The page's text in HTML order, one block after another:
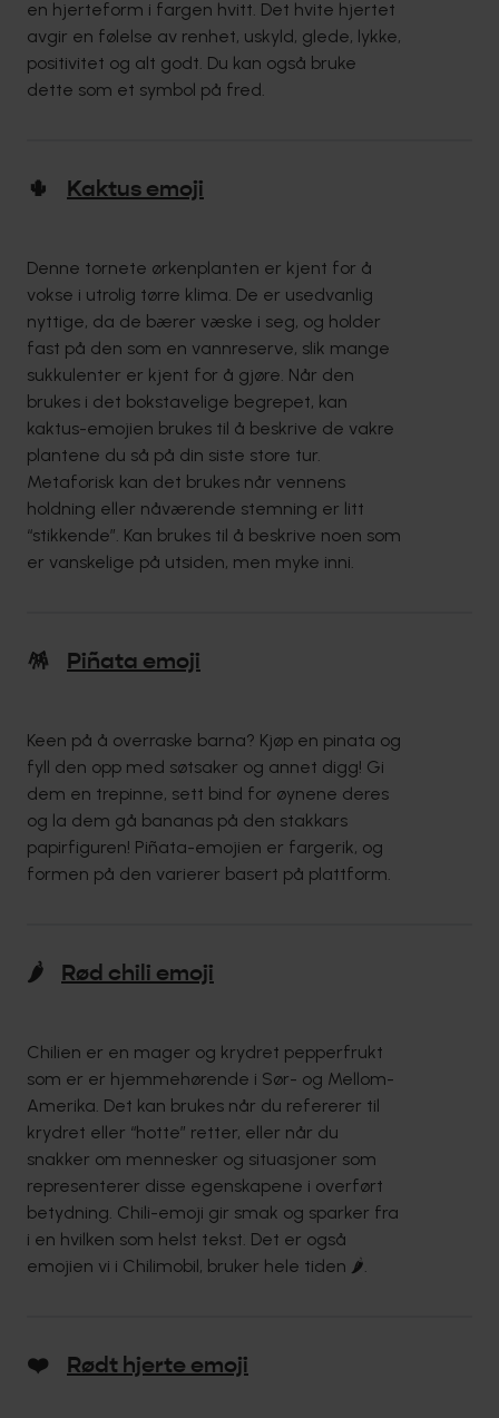
en hjerteform i fargen hvitt. Det hvite hjertet
avgir en følelse av renhet, uskyld, glede, lykke,
positivitet og alt godt. Du kan også bruke
dette som et symbol på fred.
🌵 Kaktus emoji
Denne tornete ørkenplanten er kjent for å
vokse i utrolig tørre klima. De er usedvanlig
nyttige, da de bærer væske i seg, og holder
fast på den som en vannreserve, slik mange
sukkulenter er kjent for å gjøre. Når den
brukes i det bokstavelige begrepet, kan
kaktus-emojien brukes til å beskrive de vakre
plantene du så på din siste store tur.
Metaforisk kan det brukes når vennens
holdning eller nåværende stemning er litt
“stikkende”. Kan brukes til å beskrive noen som
er vanskelige på utsiden, men myke inni.
🪅 Piñata emoji
Keen på å overraske barna? Kjøp en pinata og
fyll den opp med søtsaker og annet digg! Gi
dem en trepinne, sett bind for øynene deres
og la dem gå bananas på den stakkars
papirfiguren! Piñata-emojien er fargerik, og
formen på den varierer basert på plattform.
🌶 Rød chili emoji
Chilien er en mager og krydret pepperfrukt
som er er hjemmehørende i Sør- og Mellom-
Amerika. Det kan brukes når du refererer til
krydret eller “hotte” retter, eller når du
snakker om mennesker og situasjoner som
representerer disse egenskapene i overført
betydning. Chili-emoji gir smak og sparker fra
i en hvilken som helst tekst. Det er også
emojien vi i Chilimobil, bruker hele tiden 🌶.
❤️ Rødt hjerte emoji